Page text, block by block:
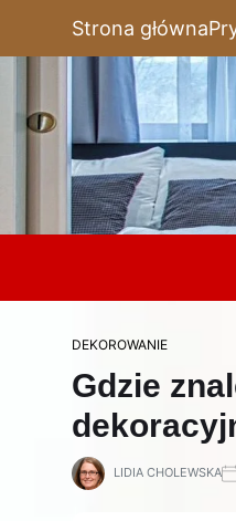
Strona główna
DEKOROWANIE
Gdzie
LIDIA CHOLEWSKA